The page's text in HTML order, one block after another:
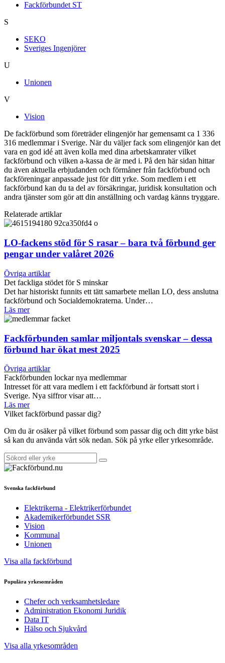
Fackförbundet ST
S
SEKO
Sveriges Ingenjörer
U
Unionen
V
Vision
De fackförbund som företräder elingenjör har gemensamt ca 1 336
316 medlemmar i Sverige. När du väljer fack som elingenjör kan det
vara en god idé att även kolla med dina arbetskamrater vilket
fackförbund och vilken a-kassa de är med i. På den här sidan hittar
du även aktuella erbjudanden och förmåner från fackförbund och
fackföreningar anpassade just för ditt yrke. Som medlem i ett
fackförbund kan du ta del av försäkringar, juridisk konsultation och
andra tjänster som gör att din anställning och vardag känns tryggare.
Relaterade artiklar
LO-fackens stöd för S rasar – bara två förbund ger
pengar under valåret 2026
Övriga artiklar
Det fackliga stödet för S minskar
Det har historiskt funnits ett tätt samarbete mellan LO, dess anslutna
fackförbund och Socialdemokraterna. Under…
Läs mer
Fackförbunden samlar miljontals svenskar – dessa
förbund har ökat mest 2025
Övriga artiklar
Fackförbunden lockar nya medlemmar
Intresset för att vara medlem i ett fackförbund är fortsatt stort i
Sverige. Nya siffror visar att…
Läs mer
Vilket fackförbund passar dig?
Om du är osäker på vilket förbund som passar dig och ditt yrke bäst
så kan du använda vårt sök nedan. Sök på yrke eller yrkesområde.
Svenska fackförbund
Elektrikerna - Elektrikerförbundet
Akademikerförbundet SSR
Vision
Kommunal
Unionen
Visa alla fackförbund
Populära yrkesområden
Chefer och verksamhetsledare
Administration Ekonomi Juridik
Data IT
Hälso och Sjukvård
Visa alla yrkesområden